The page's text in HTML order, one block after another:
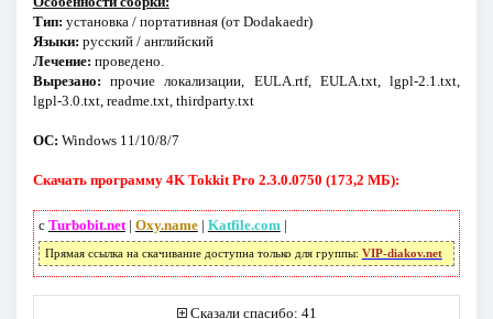
Тип: установка / портативная (от Dodakaedr)
Языки: русский / английский
Лечение: проведено.
Вырезано: прочие локализации, EULA.rtf, EULA.txt, lgpl-2.1.txt,
lgpl-3.0.txt, readme.txt, thirdparty.txt
ОС: Windows 11/10/8/7
Скачать программу 4K Tokkit Pro 2.3.0.0750 (173,2 МБ):
с Turbobit.net| Oxy.name| Katfile.com |
Прямая ссылка на скачивание доступна только для группы: VIP-diakov.net
Сказали спасибо: 41